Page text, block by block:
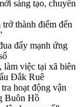
sáng tạo, chuyển
thành điểm đến
đẩy mạnh ứng
việc tại xã biên
Đắk Ruê
hoạt động vận
Buôn Hồ